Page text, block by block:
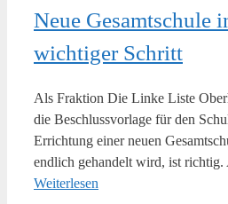
Neue Gesamtschule
wichtiger Schritt
Als Fraktion Die Linke Liste
die Beschlussvorlage für den
Errichtung einer neuen
endlich gehandelt wird, ist
Weiterlesen